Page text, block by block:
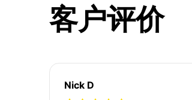
客户评价
Nick D